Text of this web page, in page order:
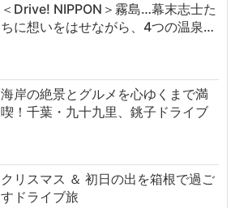
＜Drive! NIPPON＞霧島…幕末志士た
ちに想いをはせながら、4つの温泉…
海岸の絶景とグルメを心ゆくまで満
喫！千葉・九十九里、銚子ドライブ
クリスマス ＆ 初日の出を箱根で過ご
すドライブ旅